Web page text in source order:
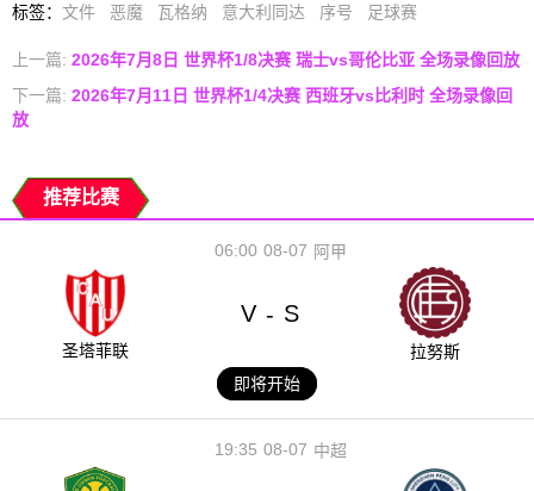
标签： 文件 恶魔 瓦格纳 意大利同达 序号 足球赛
上一篇: 2026年7月8日 世界杯1/8决赛 瑞士vs哥伦比亚 全场录像回放
下一篇: 2026年7月11日 世界杯1/4决赛 西班牙vs比利时 全场录像回
放
推荐比赛
08-07
06:00 阿甲
圣塔菲联
V - S
拉努斯
即将开始
08-07
19:35 中超